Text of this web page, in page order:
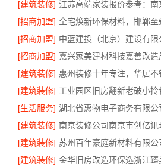
[建筑装修] 江苏高端家装报价参考：
[招商加盟]
[招商加盟]
[招商加盟] 嘉兴家美建材科技嘉善改造
[建筑装修] 惠州装修十年专注，华居
[建筑装修]
[生活服务]
[建筑装修]
[建筑装修]
[建筑装修]